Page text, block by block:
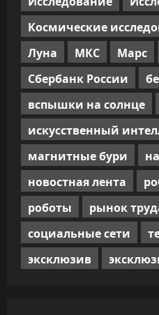
Космические
Луна
МКС Марс
Сбербанк России
вспышки на солнце
искусственный
магнитные бури
новостная лента
роботы
рынок
социальные сети
эксклюзив